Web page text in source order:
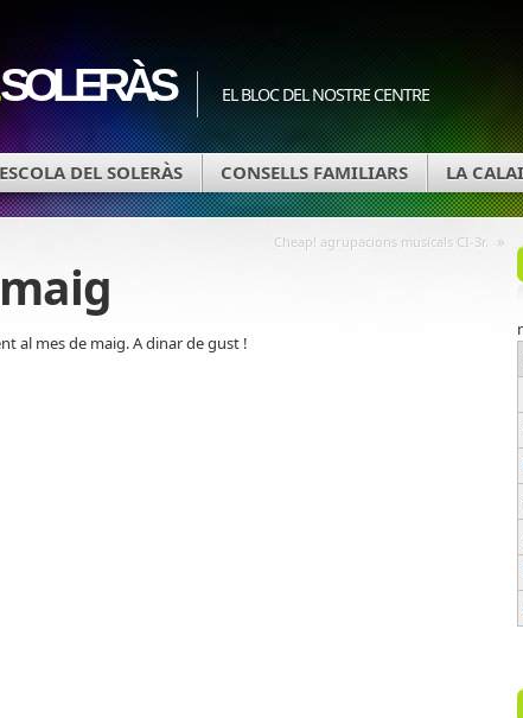
EL BLOC DEL NOSTRE CENTRE
DEL SOLERÀS CONSELLS FAMILIARS LA
Cheap! agrupacions musicals CI-3r. »
al mes de maig. A dinar de gust !